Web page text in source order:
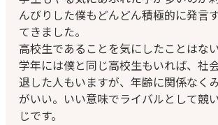
んびりした僕もどんどん積極的に発言
てきました。
高校生であることを気にしたことはな
学年には僕と同じ高校生もいれば、社
退した人もいますが、年齢に関係なく
がいい。いい意味でライバルとして競い
じです。